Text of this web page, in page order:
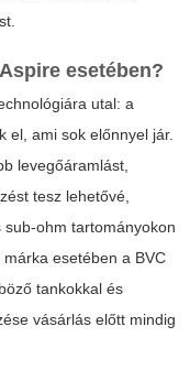
esetében?
utal: a
el, ami sok előnnyel jár.
levegőáramlást,
tesz lehetővé,
ohm tartományokon
esetében a BVC
tankokkal és
vásárlás előtt mindig